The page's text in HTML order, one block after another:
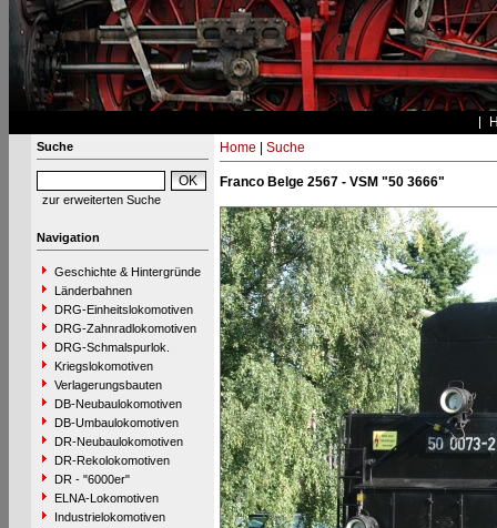
Suche
zur erweiterten Suche
Navigation
Geschichte & Hintergründe
Länderbahnen
DRG-Einheitslokomotiven
DRG-Zahnradlokomotiven
DRG-Schmalspurlok.
Kriegslokomotiven
Verlagerungsbauten
DB-Neubaulokomotiven
DB-Umbaulokomotiven
DR-Neubaulokomotiven
DR-Rekolokomotiven
DR - "6000er"
ELNA-Lokomotiven
Industrielokomotiven
Home Suche
Franco Belge 2567 - VSM "50 3666"